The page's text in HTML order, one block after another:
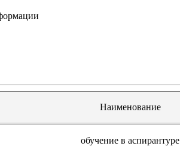
Наименование
обучение в аспирантуре